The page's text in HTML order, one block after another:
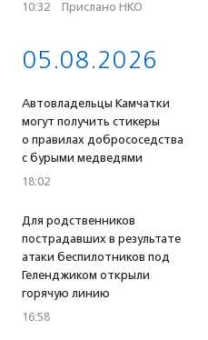
10:32 · Прислано НКО
05.08.2026
Автовладельцы Камчатки
могут получить стикеры
о правилах добрососедства
с бурыми медведями
18:02
Для родственников
пострадавших в результате
атаки беспилотников под
Геленджиком открыли
горячую линию
16:58